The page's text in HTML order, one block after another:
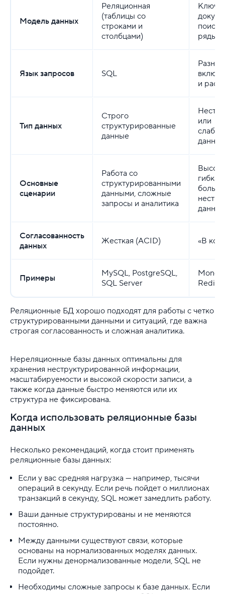
Модель данных
Реляционная
(таблицы со
строками и
столбцами)
Ключ-
ряды
Язык запросов SQL
и
Тип данных
Строго
структурированные
данные
или
данные
Основные
сценарии
Работа со
структурированными
данными, сложные
запросы и аналитика
данных
Согласованность
данных
Жесткая (ACID) «В
Примеры
MySQL, PostgreSQL,
SQL Server
Redis,
Реляционные БД хорошо подходят для работы с четко
структурированными данными и ситуаций, где важна
строгая согласованность и сложная аналитика.
Нереляционные базы данных оптимальны для
хранения неструктурированной информации,
масштабируемости и высокой скорости записи, а
также когда данные быстро меняются или их
структура не фиксирована.
Когда использовать реляционные базы
данных
Несколько рекомендаций, когда стоит применять
реляционные базы данных:
Если у вас средняя нагрузка — например, тысячи
операций в секунду. Если речь пойдет о миллионах
транзакций в секунду, SQL может замедлить работу.
Ваши данные структурированы и не меняются
постоянно.
Между данными существуют связи, которые
основаны на нормализованных моделях данных.
Если нужны денормализованные модели, SQL не
подойдет.
Необходимы сложные запросы к базе данных. Если